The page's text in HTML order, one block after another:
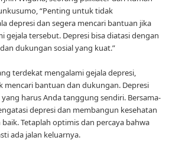
“Penting untuk tidak
depresi dan segera mencari bantuan jika
gejala tersebut. Depresi bisa diatasi dengan
dukungan sosial yang kuat.”
terdekat mengalami gejala depresi,
mencari bantuan dan dukungan. Depresi
harus Anda tanggung sendiri. Bersama-
depresi dan membangun kesehatan
Tetaplah optimis dan percaya bahwa
ada jalan keluarnya.